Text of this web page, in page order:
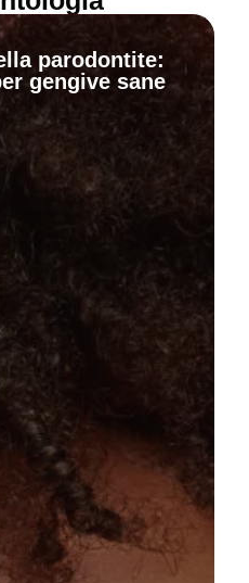
parodontite:
gengive sane